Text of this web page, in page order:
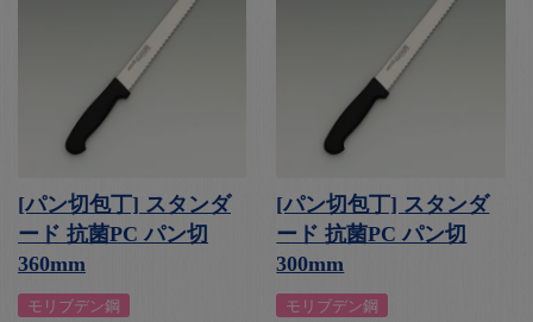
[パン切包丁] スタンダ
ード 抗菌PC パン切
360mm
モリブデン鋼
[パン切包丁] スタンダ
ード 抗菌PC パン切
300mm
モリブデン鋼